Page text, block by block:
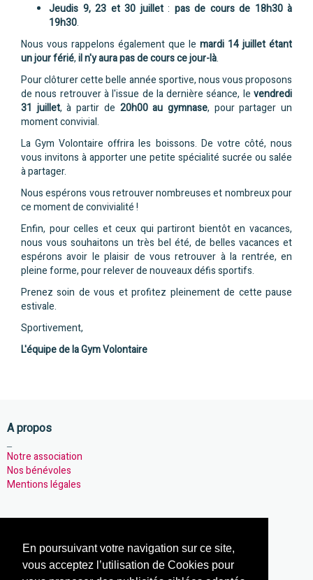
En poursuivant votre navigation sur ce site,
vous acceptez l’utilisation de Cookies pour
Jeudis 9, 23 et 30 juillet: pas de cours de 18h30 à
19h30.
Nous vous rappelons également que le mardi 14 juillet étant
un jour férié,il n'y aura pas de cours ce jour-là.
Pour clôturer cette belle année sportive, nous vous proposons
de nous retrouver à l'issue de la dernière séance, le vendredi
31 juillet, à partir de 20h00 au gymnase, pour partager un
moment convivial.
La Gym Volontaire offrira les boissons. De votre côté, nous
vous invitons à apporter une petite spécialité sucrée ou salée
à partager.
Nous espérons vous retrouver nombreuses et nombreux pour
ce moment de convivialité !
Enfin, pour celles et ceux qui partiront bientôt en vacances,
nous vous souhaitons un très bel été, de belles vacances et
espérons avoir le plaisir de vous retrouver à la rentrée, en
pleine forme, pour relever de nouveaux défis sportifs.
Prenez soin de vous et profitez pleinement de cette pause
estivale.
Sportivement,
L'équipe de la Gym Volontaire
A propos
Notre association
Nos bénévoles
Mentions légales
Nos activités